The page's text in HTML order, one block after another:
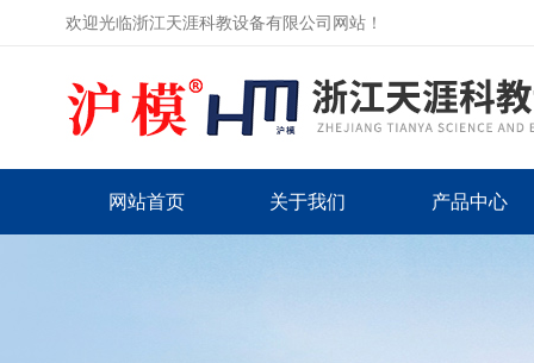
欢迎光临浙江天涯科教设备有限公司网站！
网站首页 关于我们 产品中心